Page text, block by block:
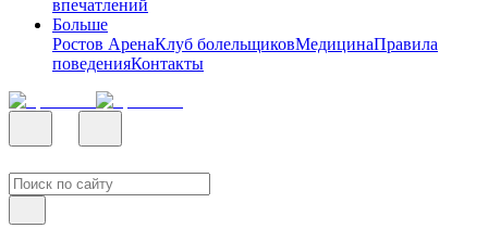
впечатлений
Больше
Ростов АренаКлуб болельщиковМедицинаПравила
поведенияКонтакты